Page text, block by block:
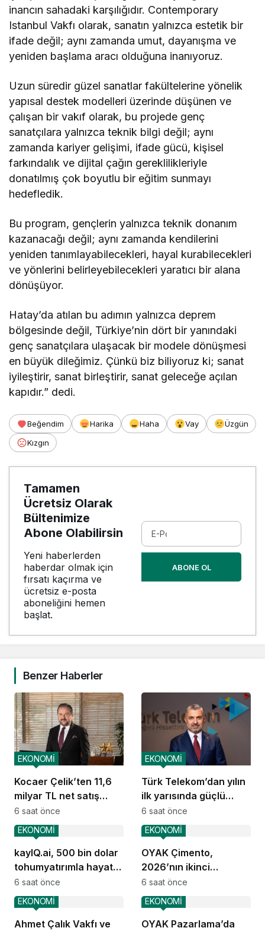
inancın sahadaki karşılığıdır. Contemporary
Istanbul Vakfı olarak, sanatın yalnızca estetik bir
ifade değil; aynı zamanda umut, dayanışma ve
yeniden başlama aracı olduğuna inanıyoruz.
Uzun süredir güzel sanatlar fakültelerine yönelik
yapısal destek modelleri üzerinde düşünen ve
çalışan bir vakıf olarak, bu projede genç
sanatçılara yalnızca teknik bilgi değil; aynı
zamanda kariyer gelişimi, ifade gücü, kişisel
farkındalık ve dijital çağın gereklilikleriyle
donatılmış çok boyutlu bir eğitim sunmayı
hedefledik.
Bu program, gençlerin yalnızca teknik donanım
kazanacağı değil; aynı zamanda kendilerini
yeniden tanımlayabilecekleri, hayal kurabilecekleri
ve yönlerini belirleyebilecekleri yaratıcı bir alana
dönüşüyor.
Hatay’da atılan bu adımın yalnızca deprem
bölgesinde değil, Türkiye’nin dört bir yanındaki
genç sanatçılara ulaşacak bir modele dönüşmesi
en büyük dileğimiz. Çünkü biz biliyoruz ki; sanat
iyileştirir, sanat birleştirir, sanat geleceğe açılan
kapıdır.” dedi.
Beğendim Harika Haha Vay
Üzgün
Kızgın
Tamamen
Ücretsiz Olarak
Bültenimize
Abone Olabilirsin
Yeni haberlerden
haberdar olmak için
fırsatı kaçırma ve
ücretsiz e-posta
aboneliğini hemen
başlat.
ABONE OL
Benzer Haberler
Kocaer Çelik’ten 11,6
milyar TL net satış
geliri
EKONOMİ
6 saat önce
Türk Telekom’dan yılın
ilk yarısında güçlü
performans
EKONOMİ
6 saat önce
kayIQ.ai, 500 bin dolar
tohumyatırımla hayata
geçti
EKONOMİ
6 saat önce
OYAK Çimento,
2026’nın ikinci
çeyreğinde olumlu
performansını
sürdürdü
EKONOMİ
6 saat önce
Ahmet Çalık Vakfı ve
EKONOMİ
OYAK Pazarlama’da
EKONOMİ